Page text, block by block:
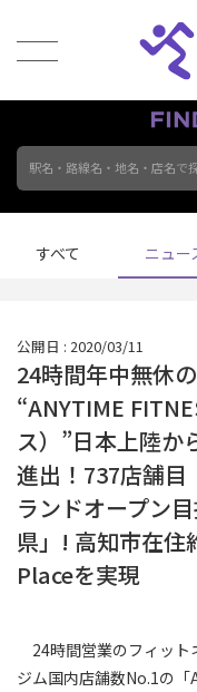
駅名・路線名・地名・店名で
すべて ニュー
公開日 : 2020/03/11
24時間年中無休
“ANYTIME
ス）”日本上陸か
進出！737店舗
ランドオープン
県」! 高知市在
Placeを実現
24時間営業のフィット
ジム国内店舗数No.1の「